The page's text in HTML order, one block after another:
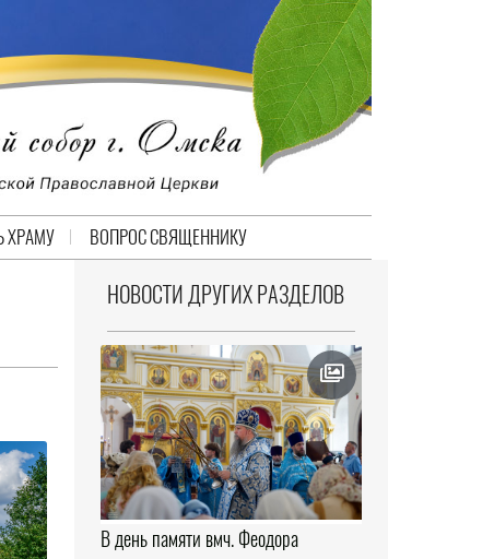
ВОПРОС СВЯЩЕННИКУ
НОВОСТИ ДРУГИХ РАЗДЕЛОВ
В день памяти вмч. Феодора